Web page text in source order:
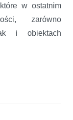
w ostatnim
zarówno
i obiektach